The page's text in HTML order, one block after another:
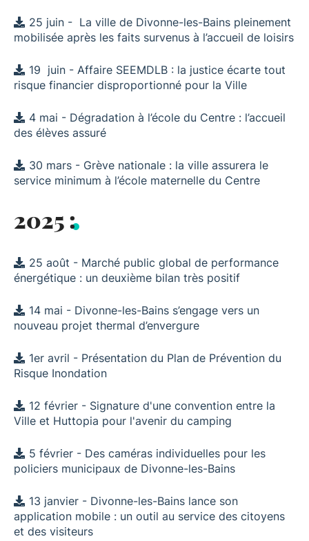
25 juin - La ville de Divonne-les-Bains pleinement
mobilisée après les faits survenus à l’accueil de loisirs
19 juin - Affaire SEEMDLB : la justice écarte tout
risque financier disproportionné pour la Ville
4 mai - Dégradation à l’école du Centre : l’accueil
des élèves assuré
30 mars - Grève nationale : la ville assurera le
service minimum à l’école maternelle du Centre
2025 :
25 août - Marché public global de performance
énergétique : un deuxième bilan très positif
14 mai - Divonne-les-Bains s’engage vers un
nouveau projet thermal d’envergure
1er avril - Présentation du Plan de Prévention du
Risque Inondation
12 février - Signature d'une convention entre la
Ville et Huttopia pour l'avenir du camping
5 février - Des caméras individuelles pour les
policiers municipaux de Divonne-les-Bains
13 janvier - Divonne-les-Bains lance son
application mobile : un outil au service des citoyens
et des visiteurs